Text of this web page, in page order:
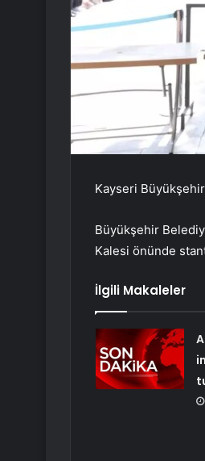
Kayseri
Büyükşehir
Kalesi önünde
İlgili Makaleler